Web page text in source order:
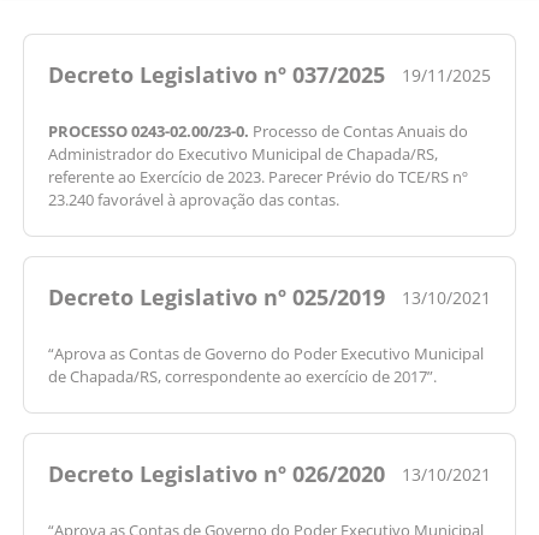
Decreto Legislativo nº 037/2025 19/11/2025
PROCESSO 0243-02.00/23-0. Processo de Contas Anuais do
Administrador do Executivo Municipal de Chapada/RS,
referente ao Exercício de 2023. Parecer Prévio do TCE/RS nº
23.240 favorável à aprovação das contas.
Decreto Legislativo nº 025/2019 13/10/2021
“Aprova as Contas de Governo do Poder Executivo Municipal
de Chapada/RS, correspondente ao exercício de 2017”.
Decreto Legislativo nº 026/2020 13/10/2021
“Aprova as Contas de Governo do Poder Executivo Municipal